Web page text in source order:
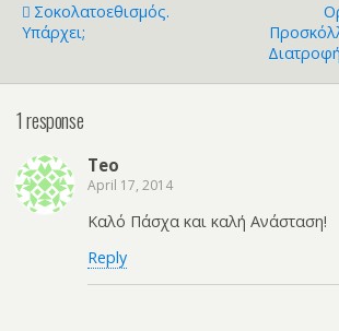
Σοκολατοεθισμός.
Υπάρχει;
1 response
Teo
April 17, 2014
Καλό Πάσχα και καλή Ανάσταση!
Reply